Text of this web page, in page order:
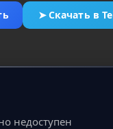
➤Скачать в
недоступен